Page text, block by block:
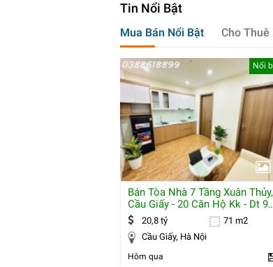
Tin Nổi Bật
Mua Bán Nổi Bật Cho Thuê
Nổi
Bán Tòa Nhà 7 Tầng Xuân Thủy,
Cầu Giấy - 20 Căn Hộ Kk - Dt 95
Tr/th20,8 tỷ
71 m2
Cầu Giấy, Hà Nội
Hôm qua